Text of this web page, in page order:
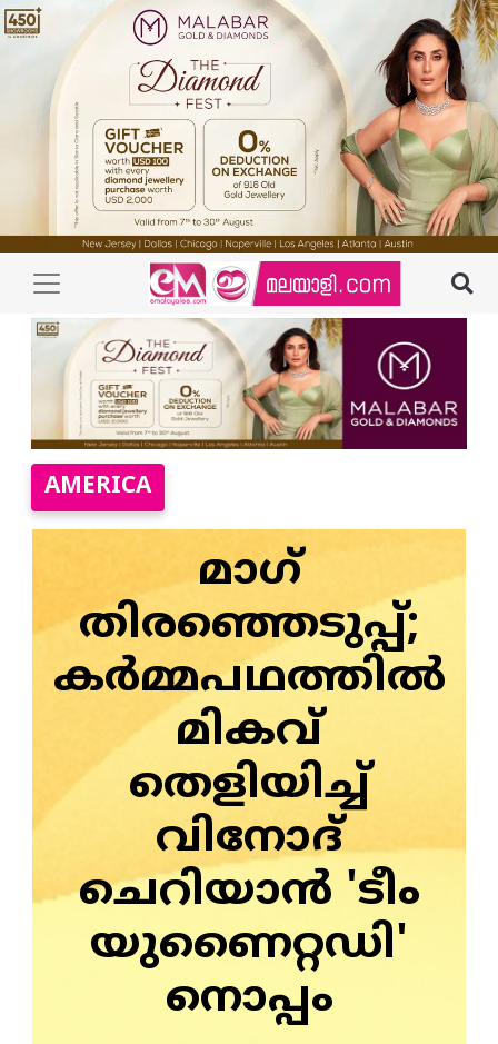
AMERICA
മാഗ്
തിരഞ്ഞെടുപ്പ്;
കർമ്മപഥത്തിൽ
മികവ്
തെളിയിച്ച്
വിനോദ്
ചെറിയാൻ 'ടീം
യുണൈറ്റഡി'
നൊപ്പം